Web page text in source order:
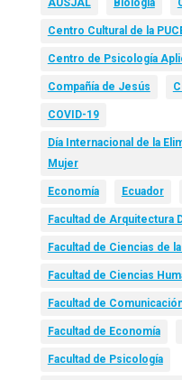
AUSJAL Biología
Centro Cultural de la
Centro de Psicología
Compañía de Jesús
COVID-19
Día Internacional de la
Mujer
Economía Ecuador
Facultad de Arquitectura
Facultad de Ciencias de
Facultad de Ciencias
Facultad de
Facultad de Economía
Facultad de Psicología